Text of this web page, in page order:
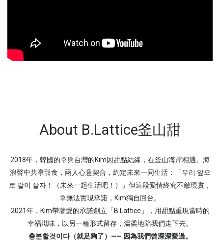
About B.Lattice釜山甜
2018年，韓國的후與台灣的Kim因甜點結緣，在釜山海岸相遇。海
浪聲中共享甜食，兩人心意契合，約定未來一同生活：「우리 앞으
로 같이 살자！（未來一起生活吧！）」 但這段愛情終究不敵現實，
후無法實現承諾，Kim獨自回台。
2021年，Kim帶著愛的承諾創立「B.Lattice」，用甜點重現當時的
幸福滋味，以另一種形式留存，溫柔地陪我們走下去。
충분할것이다（就足夠了）—— 因為我們曾深深愛過。